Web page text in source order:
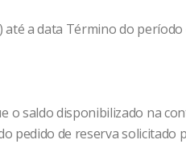
a data Término do
o saldo disponibilizado na
pedido de reserva solicitado